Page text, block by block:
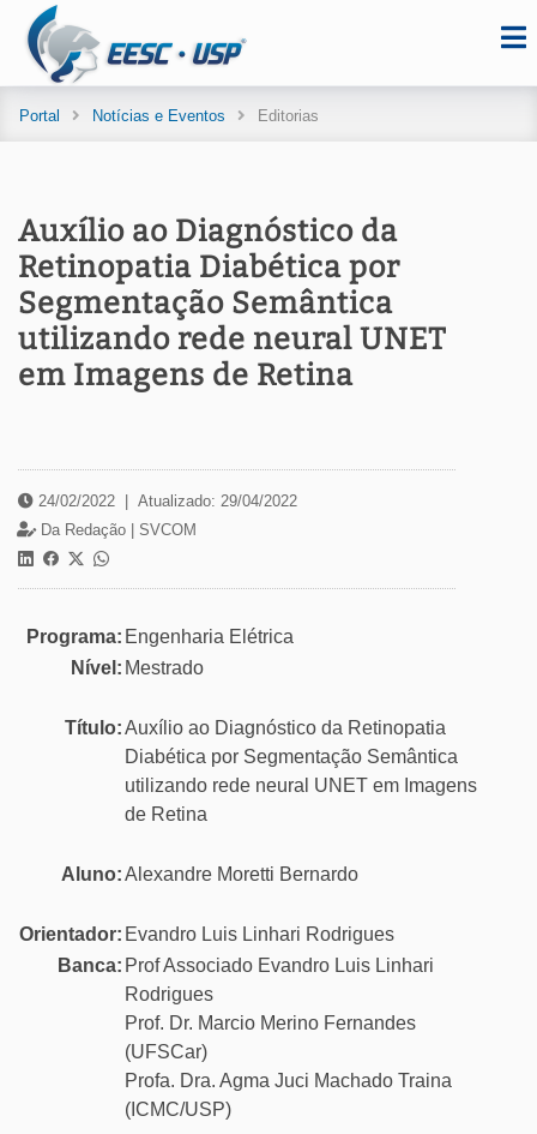
Portal Notícias e Eventos Editorias
Auxílio ao Diagnóstico da
Retinopatia Diabética por
Segmentação Semântica
utilizando rede neural UNET
em Imagens de Retina
24/02/2022
Atualizado: 29/04/2022
Da Redação | SVCOM
Programa: Engenharia Elétrica
Nível: Mestrado
Título:Auxílio ao Diagnóstico da Retinopatia
Diabética por Segmentação Semântica
utilizando rede neural UNET em Imagens
de Retina
Aluno:Alexandre Moretti Bernardo
Orientador: Evandro Luis Linhari Rodrigues
Banca: Prof Associado Evandro Luis Linhari
Rodrigues
Prof. Dr. Marcio Merino Fernandes
(UFSCar)
Profa. Dra. Agma Juci Machado Traina
(ICMC/USP)